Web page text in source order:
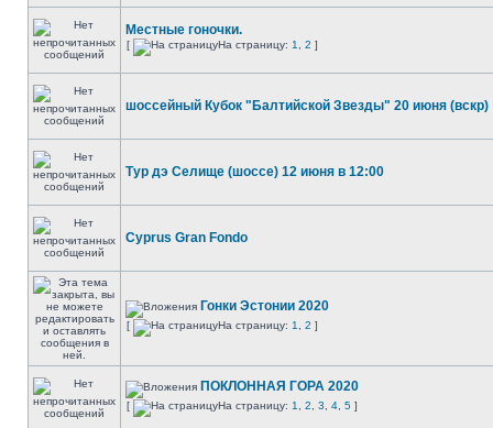
Местные гоночки.
[ На страницу: 1 2 ]
шоссейный Кубок "Балтийской Звезды" 20 июня (вскр)
Тур дэ Селище (шоссе) 12 июня в 12:00
Cyprus Gran Fondo
Гонки Эстонии 2020
[ На страницу: 1 2 ]
ПОКЛОННАЯ ГОРА 2020
[ На страницу: 1 2 3 4 5 ]